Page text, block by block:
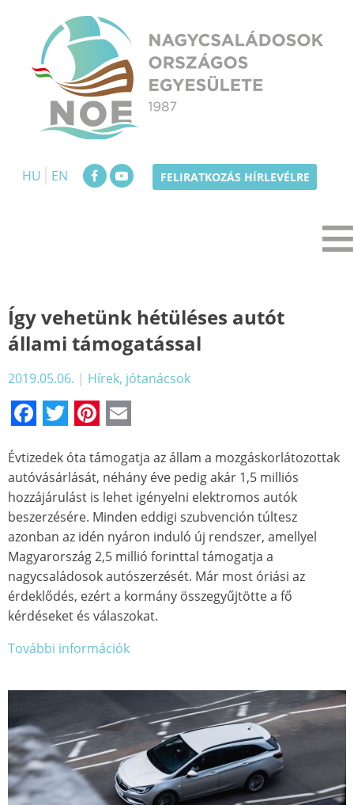
content
HU
EN FELIRATKOZÁS HÍRLEVÉLRE
Így vehetünk hétüléses autót
állami támogatással
2019.05.06. | Hírek, jótanácsok
Facebook
TwitterPinterest
Évtizedek óta támogatja az állam a mozgáskorlátozottak
autóvásárlását, néhány éve pedig akár 1,5 milliós
hozzájárulást is lehet igényelni elektromos autók
beszerzésére. Minden eddigi szubvención túltesz
azonban az idén nyáron induló új rendszer, amellyel
Magyarország 2,5 millió forinttal támogatja a
nagycsaládosok autószerzését. Már most óriási az
érdeklődés, ezért a kormány összegyűjtötte a fő
kérdéseket és válaszokat.
További információk